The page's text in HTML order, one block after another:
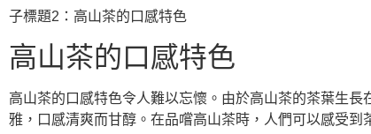
子標題2：高山茶的口感特色
高山茶的口感特色
高山茶的口感特色令人難以忘懷。由於高山茶的茶葉生
雅，口感清爽而甘醇。在品嚐高山茶時，人們可以感受